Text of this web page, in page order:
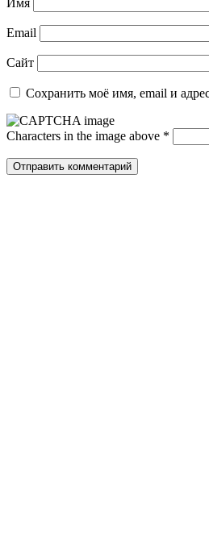
Имя
Email
Сайт
Сохранить моё имя, email и
Characters in the image above *